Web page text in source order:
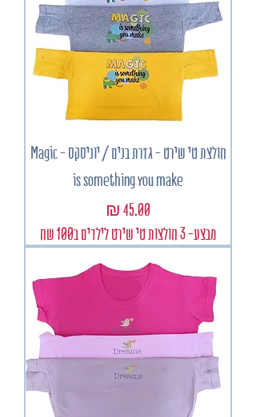
חולצת טי שירט - גזרת בנים / יוניסקס - Magic
is something you make
מחיר
מבצע- 3 חולצות טי שירט לילדים ב100 שח